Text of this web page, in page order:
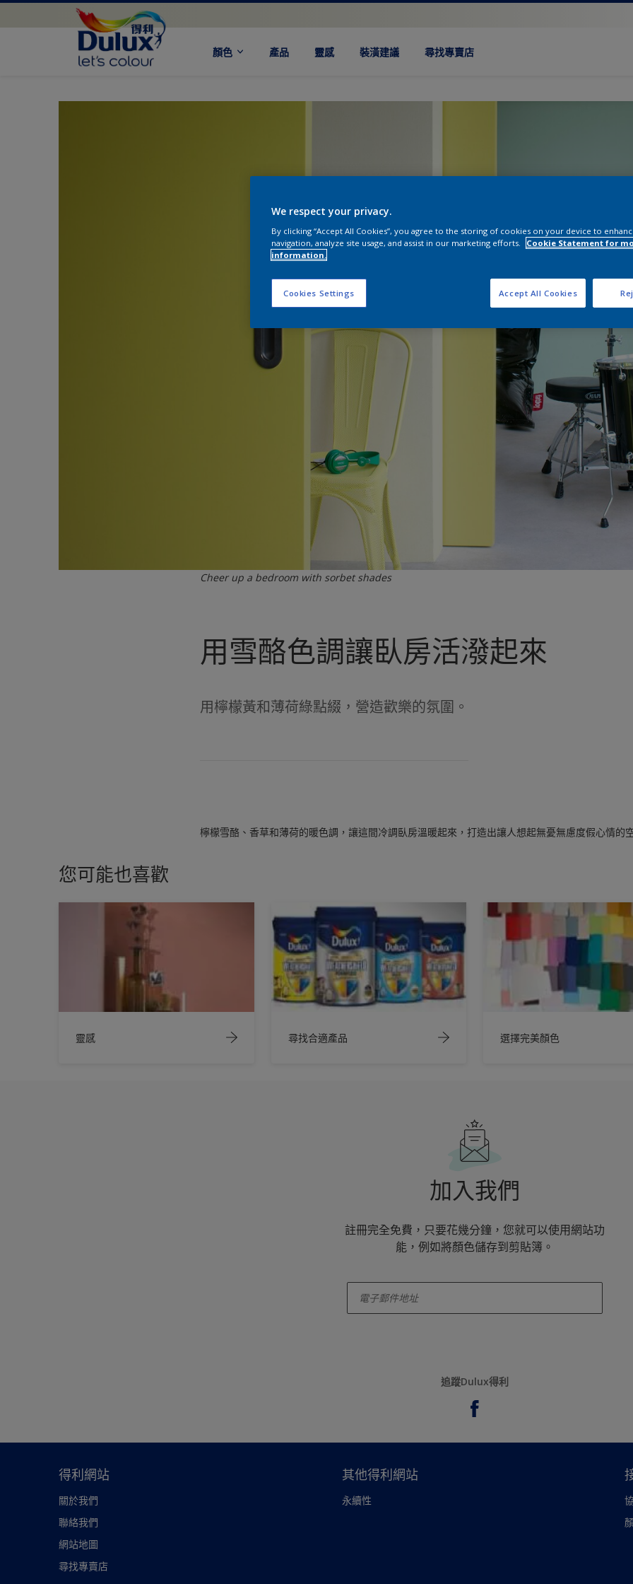
顏色 產品 靈感 裝潢建議 尋找專賣店
Cheer up a bedroom with sorbet shades
用雪酪色調讓臥房活潑起來
用檸檬黃和薄荷綠點綴，營造歡樂的氛圍。
檸檬雪酪、香草和薄荷的暖色調，讓這間冷調臥房溫暖起來，打造出讓人想起無憂無慮度假心情的
您可能也喜歡
靈感 尋找合適產品 選擇完美顏色
加入我們
註冊完全免費，只要花幾分鐘，您就可以使用網站功
能，例如將顏色儲存到剪貼簿。
追蹤Dulux得利
得利網站
關於我們
聯絡我們
網站地圖
尋找專賣店
其他得利網站
永續性
We respect your privacy.
By clicking “Accept All Cookies”, you agree to the storing of cookies on your device to
navigation, analyze site usage, and assist in our marketing efforts.
Cookie Statement for
information.
Cookies Settings Accept All Cookies